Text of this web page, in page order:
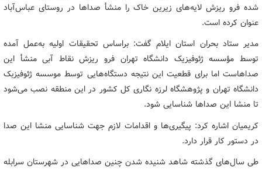
شده‌ فرو ریزش لایه‌های زیرین خاک را منشأ صداها در روستای عباس‌آباد
عنوان کرده است.
مدیر ستاد بحران استان ایلام گفت: براساس تحقیقات اولیه به‌عمل ‌آمده
توسط مؤسسه ژئوفیزیک دانشگاه تهران فرو ریزش نقاط آبی منشأ این
صداهاست اما برای قطعیت این نتیجه دستگاه‌هایی توسط موسسه ژئوفیزبک
دانشگاه تهران و پژوهشگاه لرزه نگاری کل کشور در این منطقه نصب می‌شود
تا منشا این صداها شناسایی شود.
کریمیان اشاره کرد: پیگیری‌ها و اقدامات لازم جهت شناسایی منشا این صدا
در دستور کار قرار دارد.
طی سال‌های گذشته شاهد شنیده شدن چنین صداهایی در شهرستان سرابله